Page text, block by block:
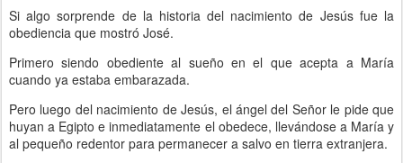
Si algo sorprende de la historia del nacimiento de Jesús fue la
obediencia que mostró José.
Primero siendo obediente al sueño en el que acepta a María
cuando ya estaba embarazada.
Pero luego del nacimiento de Jesús, el ángel del Señor le pide que
huyan a Egipto e inmediatamente el obedece, llevándose a María y
al pequeño redentor para permanecer a salvo en tierra extranjera.